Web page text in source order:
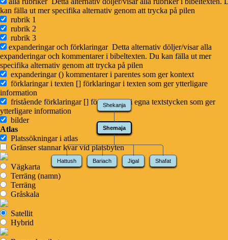
kan fälla ut mer specifika alternativ genom att trycka på pilen
rubrik 1
rubrik 2
rubrik 3
expanderingar och förklaringar Detta alternativ döljer/visar alla
expanderingar och kommentarer i bibeltexten. Du kan fälla ut mer
specifika alternativ genom att trycka på pilen
expanderingar () kommentarer i parentes som ger kontext
förklaringar i texten [] förklaringar i texten som ger ytterligare
information
fristående förklaringar [] förklaringar i egna textstycken som ger
ytterligare information
bilder
Atlas
Platssökningar i atlas
Gränser stannar kvar vid platsbyten
Vägkarta
Terräng (namn)
Terräng
Gråskala
Satellit
Hybrid
Totalt 41ggr
Persondatabas
Databasen med alla personer är under uppbyggnad. Hittar du något fel,
hör gärna av dig.
Familjeträd
Släktträdet visar Shemajas föräldrar, barn och barnbarn.Visa Shemaja i
stora familjeträdet
Shekanja
Shemaja
Hattush Bariach Jigal Shafat